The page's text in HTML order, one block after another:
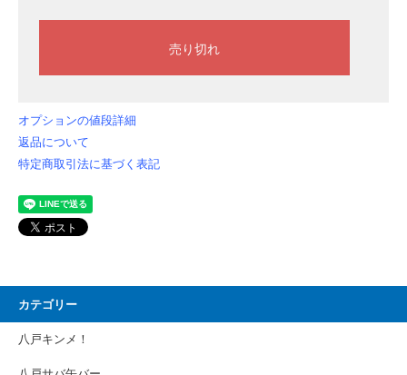
オプションの値段詳細
返品について
特定商取引法に基づく表記
カテゴリー
八戸キンメ！